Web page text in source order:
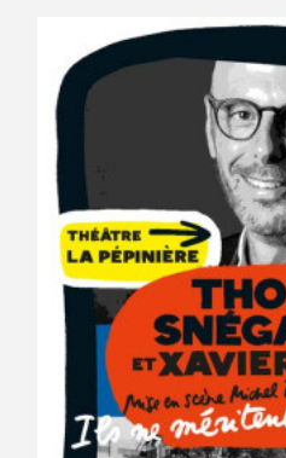
connexion
Avantages fidélité
Programme